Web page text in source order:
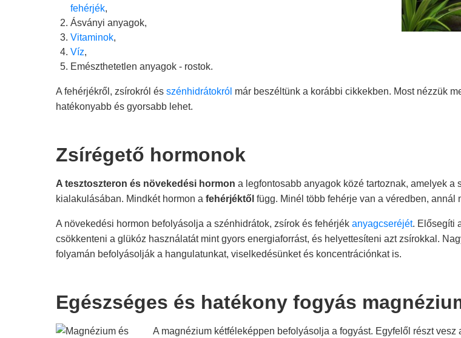
fehérjék,
Ásványi anyagok,
Vitaminok,
Víz,
Emészthetetlen anyagok - rostok.
A fehérjékről, zsírokról és szénhidrátokról már beszéltünk a korábbi cikkekben. Most nézzük
hatékonyabb és gyorsabb lehet.
Zsírégető hormonok
A tesztoszteron és növekedési hormon a legfontosabb anyagok közé tartoznak, amelyek a
kialakulásában. Mindkét hormon a fehérjéktől függ. Minél több fehérje van a véredben, annál
A növekedési hormon befolyásolja a szénhidrátok, zsírok és fehérjék anyagcseréjét. Elősegíti
csökkenteni a glükóz használatát mint gyors energiaforrást, és helyettesíteni azt zsírokkal.
folyamán befolyásolják a hangulatunkat, viselkedésünket és koncentrációnkat is.
Egészséges és hatékony fogyás
A magnézium kétféleképpen befolyásolja a fogyást. Egyfelől részt vesz